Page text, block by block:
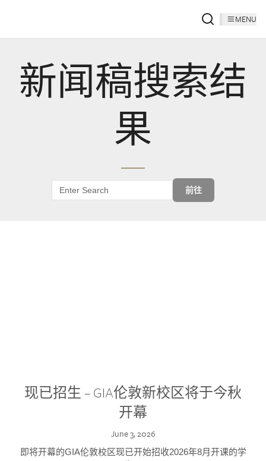
MENU
新闻稿搜索结
果
前往
现已招生 – GIA伦敦新校区将于今秋
开幕
June 3, 2026
即将开幕的GIA伦敦校区现已开始招收2026年8月开课的学